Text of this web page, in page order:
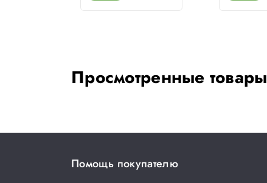
Просмотренные товары
Помощь покупателю